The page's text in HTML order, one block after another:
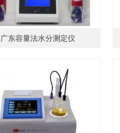
广东容量法水分测定仪